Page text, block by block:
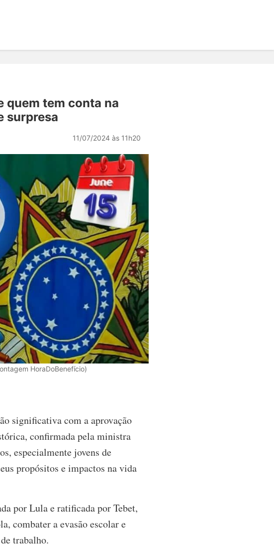
quem tem conta na
surpresa
11/07/2024 às 11h20
HoraDoBenefício)
significativa com a aprovação
confirmada pela ministra
especialmente jovens de
propósitos e impactos na vida
por Lula e ratificada por Tebet,
combater a evasão escolar e
trabalho.